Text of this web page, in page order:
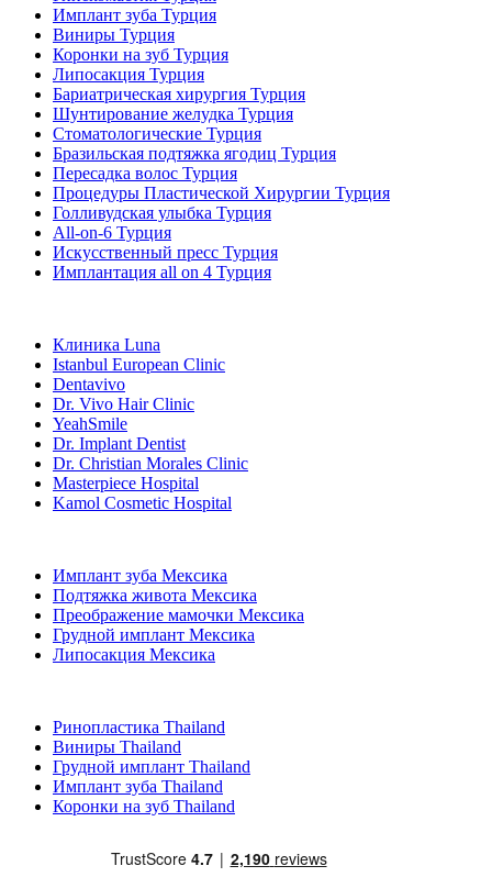
Имплант зуба Турция
Виниры Турция
Коронки на зуб Турция
Липосакция Турция
Бариатрическая хирургия Турция
Шунтирование желудка Турция
Стоматологические Турция
Бразильская подтяжка ягодиц Турция
Пересадка волос Турция
Процедуры Пластической Хирургии Турция
Голливудская улыбка Турция
All-on-6 Турция
Искусственный пресс Турция
Имплантация all on 4 Турция
Клиника Luna
Istanbul European Clinic
Dentavivo
Dr. Vivo Hair Clinic
YeahSmile
Dr. Implant Dentist
Dr. Christian Morales Clinic
Masterpiece Hospital
Kamol Cosmetic Hospital
Имплант зуба Мексика
Подтяжка живота Мексика
Преображение мамочки Мексика
Грудной имплант Мексика
Липосакция Мексика
Ринопластика Thailand
Виниры Thailand
Грудной имплант Thailand
Имплант зуба Thailand
Коронки на зуб Thailand